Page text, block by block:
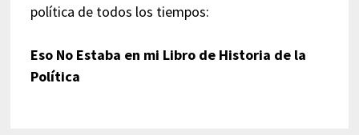
política de todos los tiempos:
Eso No Estaba en mi Libro de Historia de la
Política